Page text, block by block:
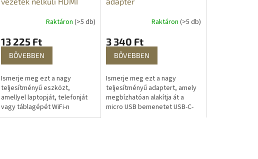
Raktáron(>5 db)
13 225 Ft
BŐVEBBEN
Ismerje meg ezt a nagy
teljesítményű eszközt,
amellyel laptopját, telefonját
vagy táblagépét WiFi-n
keresztül csatlakoztathatja a
Raktáron (>5 db)
3 340 Ft
BŐVEBBEN
Ismerje meg ezt a nagy
teljesítményű adaptert, amely
megbízhatóan alakítja át a
micro USB bemenetet USB-C-